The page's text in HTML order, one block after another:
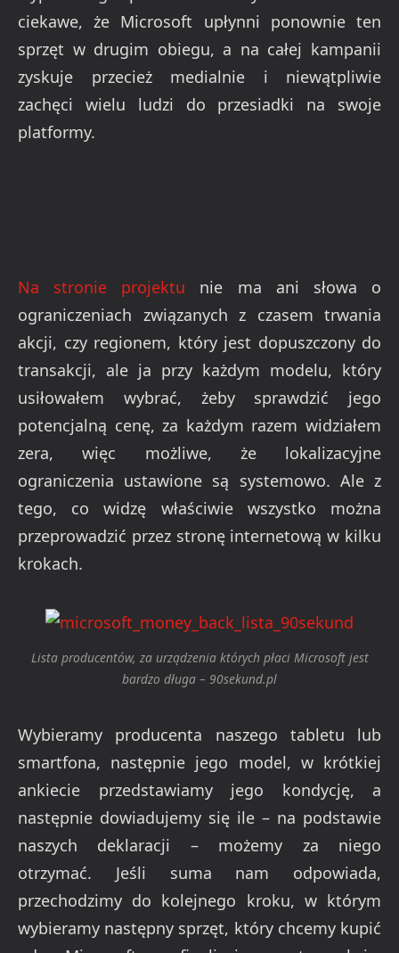
ciekawe, że Microsoft upłynni ponownie ten
sprzęt w drugim obiegu, a na całej kampanii
zyskuje przecież medialnie i niewątpliwie
zachęci wielu ludzi do przesiadki na swoje
platformy.
Na stronie projektu nie ma ani słowa o
ograniczeniach związanych z czasem trwania
akcji, czy regionem, który jest dopuszczony do
transakcji, ale ja przy każdym modelu, który
usiłowałem wybrać, żeby sprawdzić jego
potencjalną cenę, za każdym razem widziałem
zera, więc możliwe, że lokalizacyjne
ograniczenia ustawione są systemowo. Ale z
tego, co widzę właściwie wszystko można
przeprowadzić przez stronę internetową w kilku
krokach.
Lista producentów, za urządzenia których płaci Microsoft jest
bardzo długa – 90sekund.pl
Wybieramy producenta naszego tabletu lub
smartfona, następnie jego model, w krótkiej
ankiecie przedstawiamy jego kondycję, a
następnie dowiadujemy się ile – na podstawie
naszych deklaracji – możemy za niego
otrzymać. Jeśli suma nam odpowiada,
przechodzimy do kolejnego kroku, w którym
wybieramy następny sprzęt, który chcemy kupić